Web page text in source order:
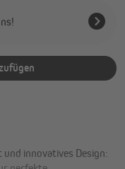
innovatives Design: